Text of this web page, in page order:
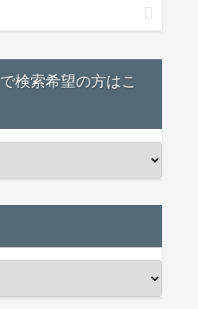
検索希望の方はこ